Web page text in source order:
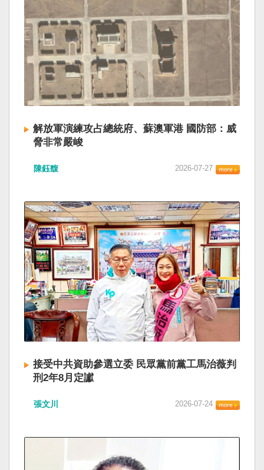
解放軍演練攻占總統府、蘇澳軍港 國防部：威
脅非常嚴峻
陳鈺馥 2026-07-27
接受中共資助參選立委 民眾黨前黨工馬治薇判
刑2年8月定讞
張文川 2026-07-24